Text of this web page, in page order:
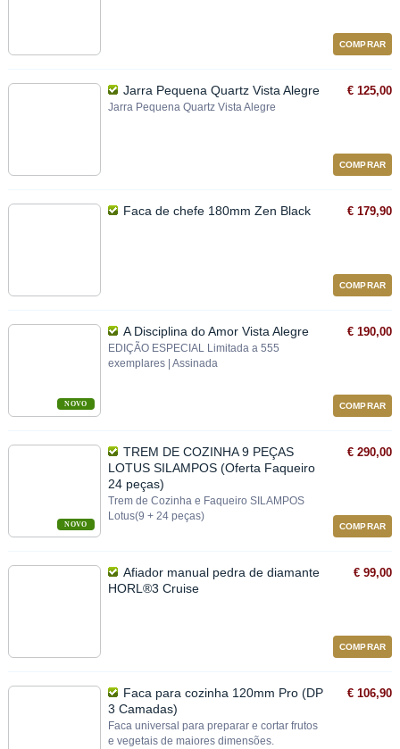
COMPRAR
Jarra Pequena Quartz Vista Alegre
Jarra Pequena Quartz Vista Alegre
€ 125,00
COMPRAR
Faca de chefe 180mm Zen Black € 179,90
COMPRAR
NOVO
A Disciplina do Amor Vista Alegre
EDIÇÃO ESPECIAL Limitada a 555
exemplares | Assinada
€ 190,00
COMPRAR
NOVO
TREM DE COZINHA 9 PEÇAS
LOTUS SILAMPOS (Oferta Faqueiro
24 peças)
Trem de Cozinha e Faqueiro SILAMPOS
Lotus(9 + 24 peças)
€ 290,00
COMPRAR
Afiador manual pedra de diamante
HORL®3 Cruise
€ 99,00
COMPRAR
Faca para cozinha 120mm Pro (DP
3 Camadas)
Faca universal para preparar e cortar frutos
e vegetais de maiores dimensões.
€ 106,90